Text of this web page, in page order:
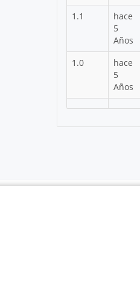
1.1
hace
5
Años
1.0
hace
5
Años